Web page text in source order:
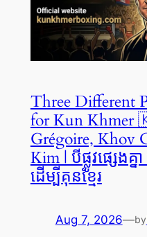
Three Different
for Kun Khmer
Grégoire, Khov
Kim | បីផ្លូវផ្សេងគ្
ដើម្បីគុនខ្មែរ
Aug 7, 2026—by